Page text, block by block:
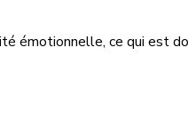
émotionnelle, ce qui est